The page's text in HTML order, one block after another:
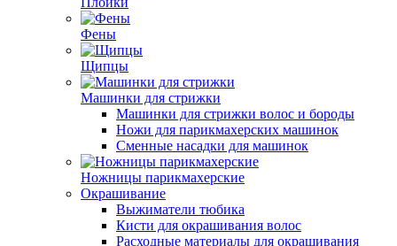
Фены
Щипцы
Машинки для стрижки
Машинки для стрижки волос и бороды
Ножи для парикмахерских машинок
Сменные насадки для машинок
Ножницы парикмахерские
Окрашивание
Выжиматели тюбика
Кисти для окрашивания волос
Расходные материалы для окрашивания